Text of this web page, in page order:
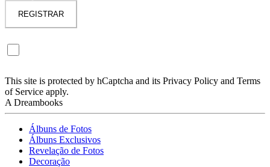
REGISTRAR
This site is protected by hCaptcha and its Privacy Policy and Terms
of Service apply.
A Dreambooks
Álbuns de Fotos
Álbuns Exclusivos
Revelação de Fotos
Decoração